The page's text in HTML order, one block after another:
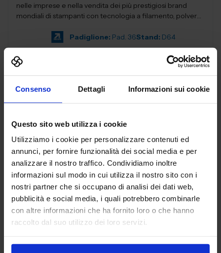
Consenso Dettagli Informazioni sui cookie
Questo sito web utilizza i cookie
Utilizziamo i cookie per personalizzare contenuti ed
annunci, per fornire funzionalità dei social media e per
analizzare il nostro traffico. Condividiamo inoltre
informazioni sul modo in cui utilizza il nostro sito con i
nostri partner che si occupano di analisi dei dati web,
pubblicità e social media, i quali potrebbero combinarle
con altre informazioni che ha fornito loro o che hanno
raccolto dal suo utilizzo dei loro servizi.
nelle imprese e nella vendita dei più prestigiosi brand
mondiali di stampanti con tecnologia a filamento, polvere,
Padiglione: Pad. 36Stand: D64
Vai alla scheda
ALFA ROBOTICA SRL
MACCHINE UTENSILI
Padiglione: Pad. 14 Stand:F24
Aggiungi ai preferiti
Vai alla scheda